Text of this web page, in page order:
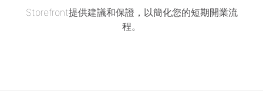
Storefront提供建議和保證，以簡化您的短期開業流
程。